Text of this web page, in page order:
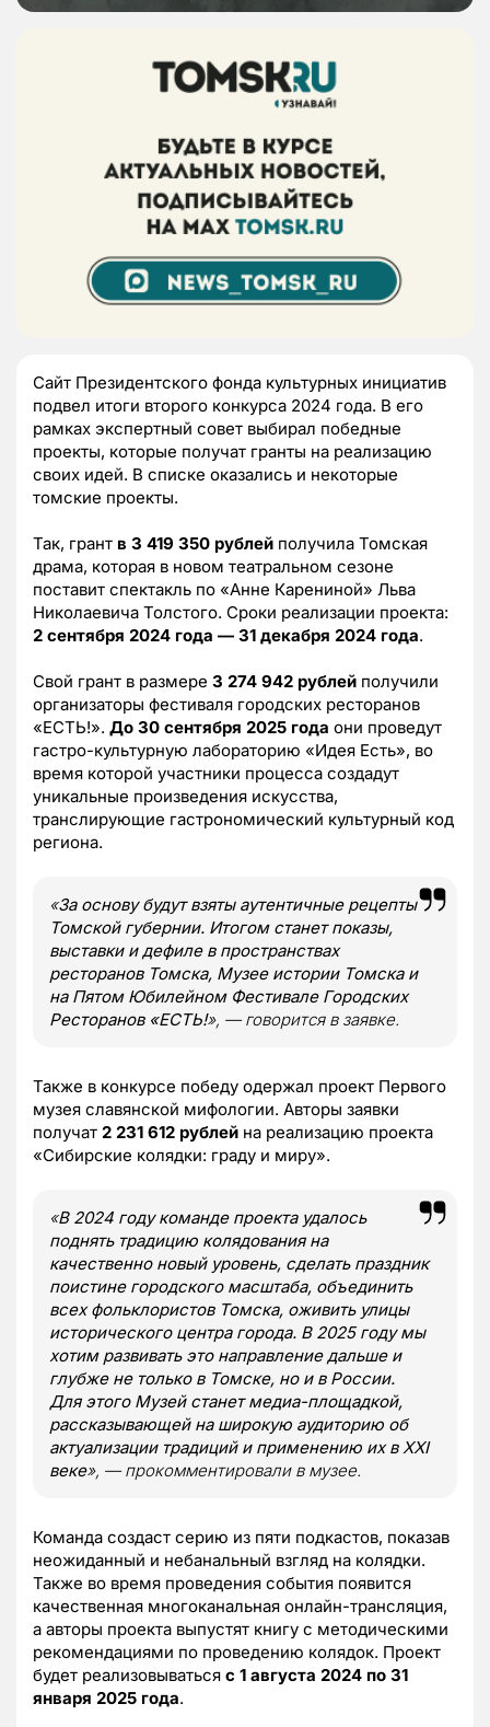
Сайт Президентского фонда культурных инициатив
подвел итоги второго конкурса 2024 года. В его
рамках экспертный совет выбирал победные
проекты, которые получат гранты на реализацию
своих идей. В списке оказались и некоторые
томские проекты.
Так, грант в 3 419 350 рублей получила Томская
драма, которая в новом театральном сезоне
поставит спектакль по «Анне Карениной» Льва
Николаевича Толстого. Сроки реализации проекта:
2 сентября 2024 года — 31 декабря 2024 года.
Свой грант в размере 3 274 942 рублей получили
организаторы фестиваля городских ресторанов
«ЕСТЬ!». До 30 сентября 2025 года они проведут
гастро-культурную лабораторию «Идея Есть», во
время которой участники процесса создадут
уникальные произведения искусства,
транслирующие гастрономический культурный код
региона.
«За основу будут взяты аутентичные рецепты
Томской губернии. Итогом станет показы,
выставки и дефиле в пространствах
ресторанов Томска, Музее истории Томска и
на Пятом Юбилейном Фестивале Городских
Ресторанов «ЕСТЬ!», — говорится в заявке.
Также в конкурсе победу одержал проект Первого
музея славянской мифологии. Авторы заявки
получат 2 231 612 рублей на реализацию проекта
«Сибирские колядки: граду и миру».
«В 2024 году команде проекта удалось
поднять традицию колядования на
качественно новый уровень, сделать праздник
поистине городского масштаба, объединить
всех фольклористов Томска, оживить улицы
исторического центра города. В 2025 году мы
хотим развивать это направление дальше и
глубже не только в Томске, но и в России.
Для этого Музей станет медиа-площадкой,
рассказывающей на широкую аудиторию об
актуализации традиций и применению их в XXI
веке», — прокомментировали в музее.
Команда создаст серию из пяти подкастов, показав
неожиданный и небанальный взгляд на колядки.
Также во время проведения события появится
качественная многоканальная онлайн-трансляция,
а авторы проекта выпустят книгу с методическими
рекомендациями по проведению колядок. Проект
будет реализовываться с 1 августа 2024 по 31
января 2025 года.